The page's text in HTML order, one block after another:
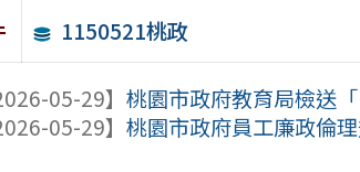
1150521桃政
05-29】桃園市政府教育局檢送
05-29】桃園市政府員工廉政倫